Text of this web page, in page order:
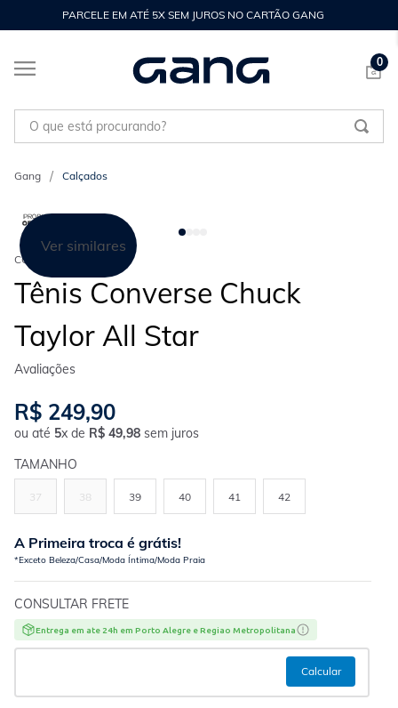
PARCELE EM ATÉ 5X SEM JUROS NO CARTÃO GANG
0
O que está procurando?
Calçados
Ver similares
CONVERSE
Tênis Converse Chuck
Taylor All Star
R$ 249,90
ou até 5x de R$ 49,98 sem juros
TAMANHO
37 38 39 40 41 42
A Primeira troca é grátis!
*Exceto Beleza/Casa/Moda Íntima/Moda Praia
CONSULTAR FRETE
Entrega em ate 24h em Porto Alegre e Regiao Metropolitana